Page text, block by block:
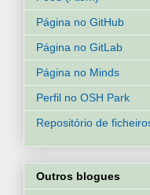
Página no GitHub
Página no GitLab
Página no Minds
Perfil no OSH Park
Repositório de
Outros blogues